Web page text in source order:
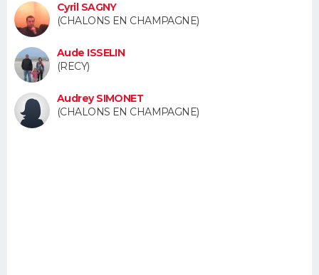
Cyril SAGNY
(CHALONS EN CHAMPAGNE)
Aude ISSELIN
(RECY)
Audrey SIMONET
(CHALONS EN CHAMPAGNE)